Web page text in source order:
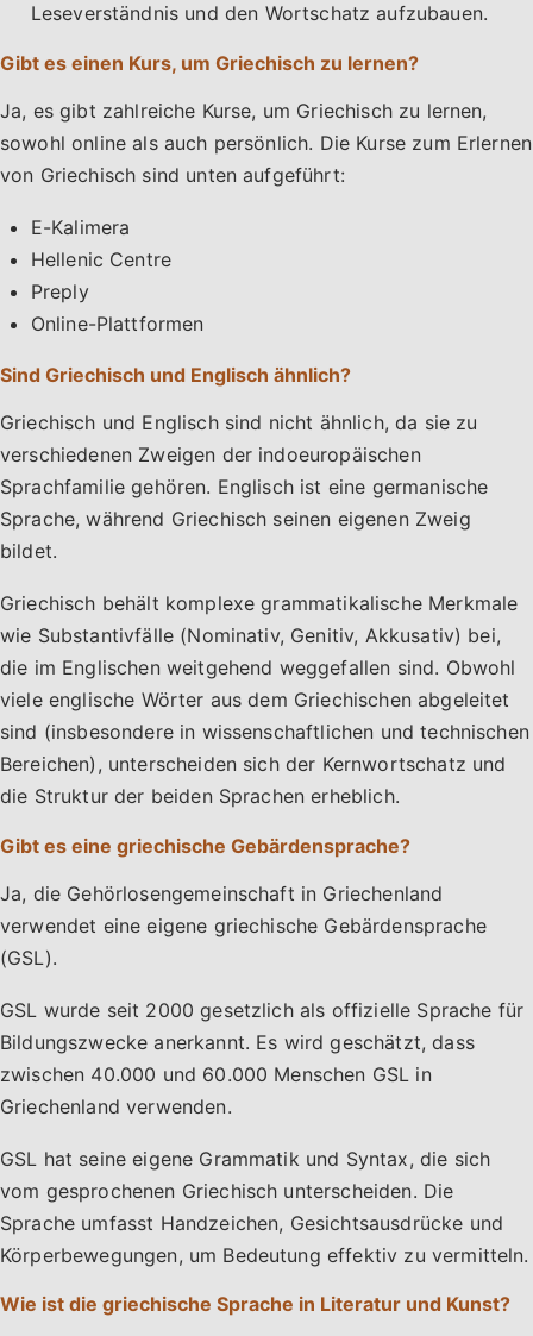
Leseverständnis und den Wortschatz aufzubauen.
Gibt es einen Kurs, um Griechisch zu lernen?
Ja, es gibt zahlreiche Kurse, um Griechisch zu lernen,
sowohl online als auch persönlich. Die Kurse zum Erlernen
von Griechisch sind unten aufgeführt:
E-Kalimera
Hellenic Centre
Preply
Online-Plattformen
Sind Griechisch und Englisch ähnlich?
Griechisch und Englisch sind nicht ähnlich, da sie zu
verschiedenen Zweigen der indoeuropäischen
Sprachfamilie gehören. Englisch ist eine germanische
Sprache, während Griechisch seinen eigenen Zweig
bildet.
Griechisch behält komplexe grammatikalische Merkmale
wie Substantivfälle (Nominativ, Genitiv, Akkusativ) bei,
die im Englischen weitgehend weggefallen sind. Obwohl
viele englische Wörter aus dem Griechischen abgeleitet
sind (insbesondere in wissenschaftlichen und technischen
Bereichen), unterscheiden sich der Kernwortschatz und
die Struktur der beiden Sprachen erheblich.
Gibt es eine griechische Gebärdensprache?
Ja, die Gehörlosengemeinschaft in Griechenland
verwendet eine eigene griechische Gebärdensprache
(GSL).
GSL wurde seit 2000 gesetzlich als offizielle Sprache für
Bildungszwecke anerkannt. Es wird geschätzt, dass
zwischen 40.000 und 60.000 Menschen GSL in
Griechenland verwenden.
GSL hat seine eigene Grammatik und Syntax, die sich
vom gesprochenen Griechisch unterscheiden. Die
Sprache umfasst Handzeichen, Gesichtsausdrücke und
Körperbewegungen, um Bedeutung effektiv zu vermitteln.
Wie ist die griechische Sprache in Literatur und Kunst?